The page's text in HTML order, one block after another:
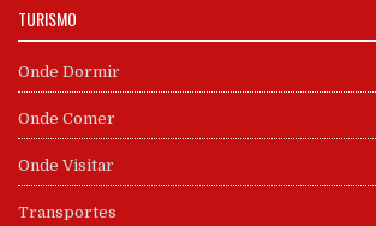
TURISMO
Onde Dormir
Onde Comer
Onde Visitar
Transportes